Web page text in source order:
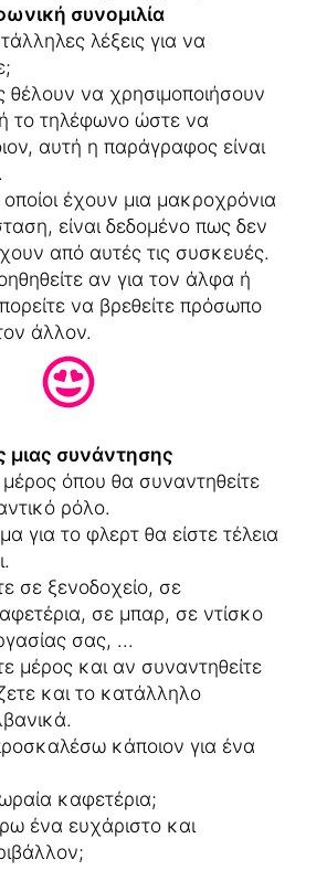
συνομιλία
λέξεις για να
θέλουν να χρησιμοποιήσουν
το τηλέφωνο ώστε να
αυτή η παράγραφος είναι
οποίοι έχουν μια μακροχρόνια
είναι δεδομένο πως δεν
από αυτές τις συσκευές.
αν για τον άλφα ή
να βρεθείτε πρόσωπο
άλλον.
μιας συνάντησης
όπου θα συναντηθείτε
ρόλο.
για το φλερτ θα είστε τέλεια
σε ξενοδοχείο, σε
σε μπαρ, σε ντίσκο
σας, ...
μέρος και αν συναντηθείτε
και το κατάλληλο
κάποιον για ένα
καφετέρια;
ένα ευχάριστο και